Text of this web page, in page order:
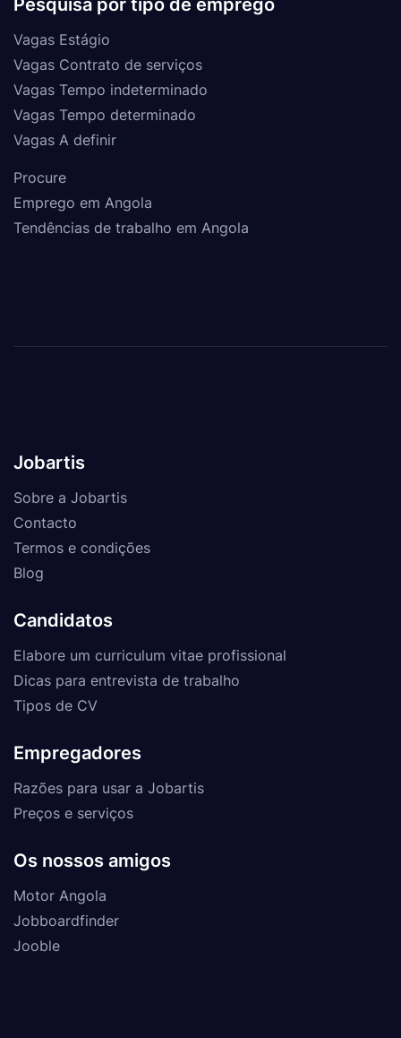
Vagas Estágio
Vagas Contrato de serviços
Vagas Tempo indeterminado
Vagas Tempo determinado
Vagas A definir
Procure
Emprego em Angola
Tendências de trabalho em Angola
Jobartis
Sobre a Jobartis
Contacto
Termos e condições
Blog
Candidatos
Elabore um curriculum vitae profissional
Dicas para entrevista de trabalho
Tipos de CV
Empregadores
Razões para usar a Jobartis
Preços e serviços
Os nossos amigos
Motor Angola
Jobboardfinder
Jooble